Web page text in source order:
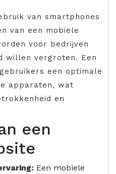
van smartphones
van een mobiele
voor bedrijven
willen vergroten. Een
een optimale
apparaten, wat
en
een
Een mobiele